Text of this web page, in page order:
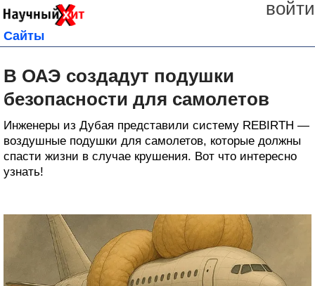
войти
Сайты
В ОАЭ создадут подушки
безопасности для самолетов
Инженеры из Дубая представили систему REBIRTH —
воздушные подушки для самолетов, которые должны
спасти жизни в случае крушения. Вот что интересно
узнать!